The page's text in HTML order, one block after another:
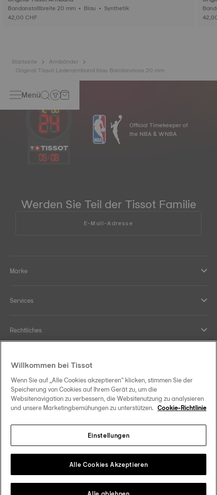
Bandanstoßbreite 20 mm • Blau • Synthetik
42,00 CHF
Startseite
Armbänder
Original Tissot Lederarmband blau Bandanstoss 20 mm
Menü
05:08
Official Timekeeper of
the NBA & WNBA
Werden Sie Teil der Tissot Familie
E-Mail-Adresse
Marke
Services
Rechtliches
Ihre Vorteile
Folgen Sie uns in den sozialen Medien
Change country Tissot Copyrights 2026
Willkommen bei Tissot
Wenn Sie auf „Alle Cookies akzeptieren“ klicken, stimmen Sie der
Speicherung von Cookies auf Ihrem Gerät zu, um die
Websitenavigation zu verbessern, die Websitenutzung zu analysieren
und unsere Marketingbemühungen zu unterstützen. Cookie-Richtlinie
Einstellungen
Alle Cookies Akzeptieren